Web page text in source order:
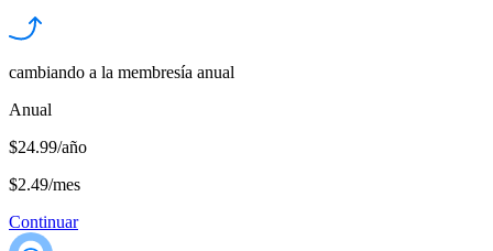
cambiando a la membresía anual
Anual
$24.99/año
$2.49/mes
Continuar